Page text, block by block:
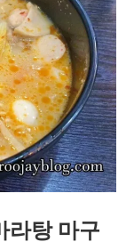
라탕 마구